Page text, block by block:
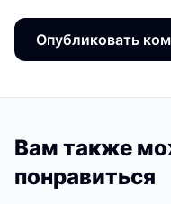
Вам также
понравиться